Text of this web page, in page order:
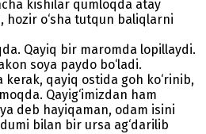
kishilar qumloqda atay
hozir o‘sha tutqun baliqlarni
Qayiq bir maromda lopillaydi.
soya paydo bo‘ladi.
kerak, qayiq ostida goh ko‘rinib,
Qayig‘imizdan ham
deb hayiqaman, odam isini
bilan bir ursa ag‘darilib